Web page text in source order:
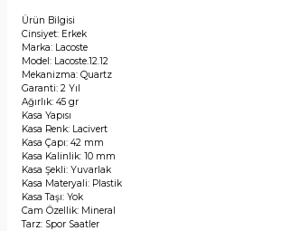
Ürün Bilgisi
Cinsiyet: Erkek
Marka: Lacoste
Model: Lacoste.12.12
Mekanizma: Quartz
Garanti: 2 Yıl
Ağırlık: 45 gr
Kasa Yapısı
Kasa Renk: Lacivert
Kasa Çapı: 42 mm
Kasa Kalinlik: 10 mm
Kasa Şekli: Yuvarlak
Kasa Materyali: Plastik
Kasa Taşı: Yok
Cam Özellik: Mineral
Tarz: Spor Saatler